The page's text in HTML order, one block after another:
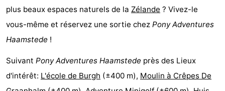
Monuments
-
Églises
-
Moulins
-
plus beaux espaces naturels de la Zélande ? Vivez-le
vous-même et réservez une sortie chez Pony Adventures
Haamstede !
Suivant Pony Adventures Haamstede près des Lieux
d'intérêt: L'école de Burgh (±400 m), Moulin à Crêpes De